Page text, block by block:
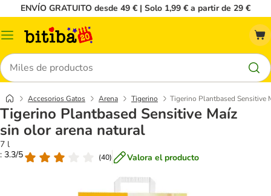
ENVÍO GRATUITO desde 49 € | Solo 1,99 € a partir de 29 €
Menú
Buscar
Accesorios Gatos Arena Tigerino Tigerino Plantbased Sensitive
Tigerino Plantbased Sensitive Maíz
sin olor arena natural
7 l
: 3.3/5
(40) Valora el producto